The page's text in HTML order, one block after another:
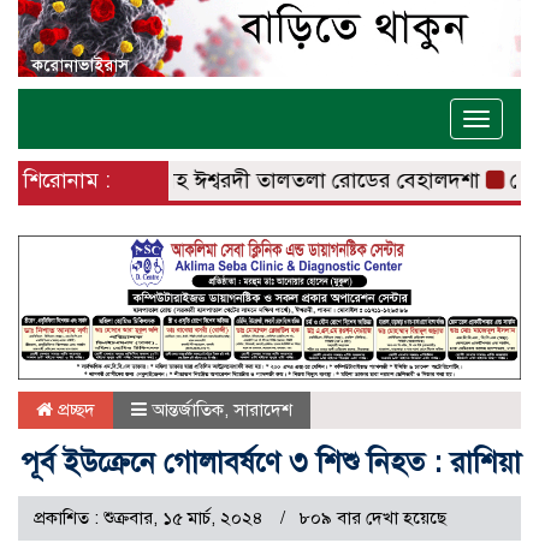
Toggle
শিরোনাম :রোডসহ ঈশ্বরদী তালতলা রোডের বেহালদশা
প্রচ্ছদ আন্তর্জাতিক,সারাদেশ
পূর্ব ইউক্রেনে গোলাবর্ষণে ৩ শিশু নিহত : রাশিয়া
প্রকাশিত : শুক্রবার, ১৫ মার্চ, ২০২৪ ৮০৯ বার দেখা হয়েছে